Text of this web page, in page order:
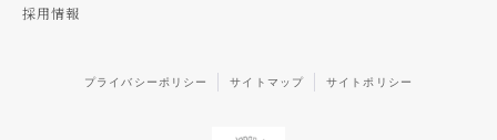
採用情報
プライバシーポリシー サイトマップ サイトポリシー